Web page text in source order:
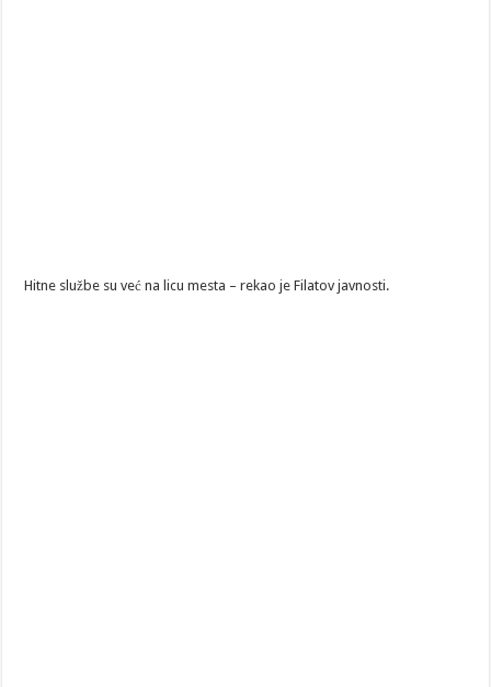
Hitne službe su već na licu mesta – rekao je Filatov javnosti.